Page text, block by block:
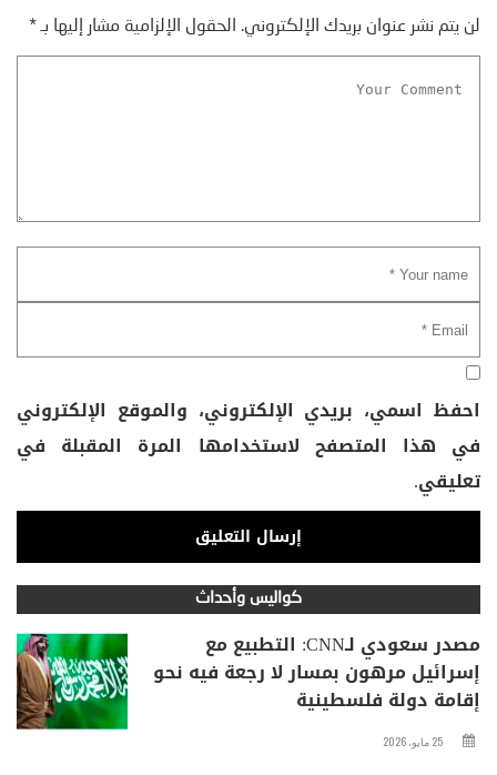
لن يتم نشر عنوان بريدك الإلكتروني. الحقول الإلزامية مشار إليها بـ*
احفظ اسمي، بريدي الإلكتروني، والموقع الإلكتروني
في هذا المتصفح لاستخدامها المرة المقبلة في
تعليقي.
كواليس وأحداث
مصدر سعودي لـCNN: التطبيع مع
إسرائيل مرهون بمسار لا رجعة فيه نحو
إقامة دولة فلسطينية
25 مايو، 2026